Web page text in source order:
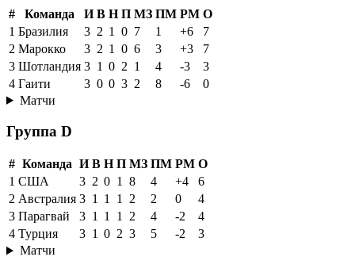
# Команда И В Н П МЗ ПМ РМ О
1 Бразилия 3 2 1 0 7 1 +6
7
2 Марокко 3 2 1 0 6 3 +3
7
3 Шотландия 3 1 0 2 1 4 -3
3
4 Гаити 3 0 0 3 2 8 -6
0
Матчи
Группа D
# Команда И В Н П МЗ ПМ РМ О
1 США 3 2 0 1 8 4 +4
6
2 Австралия 3 1 1 1 2 2 0
4
3 Парагвай 3 1 1 1 2 4 -2
4
4 Турция 3 1 0 2 3 5 -2
3
Матчи